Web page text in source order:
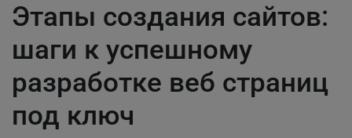
Этапы создания сайтов:
шаги к успешному
разработке веб страниц
под ключ